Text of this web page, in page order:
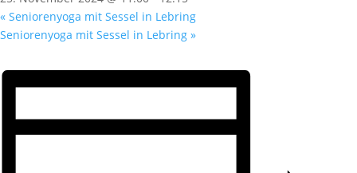
« Seniorenyoga mit Sessel in Lebring
Seniorenyoga mit Sessel in Lebring »